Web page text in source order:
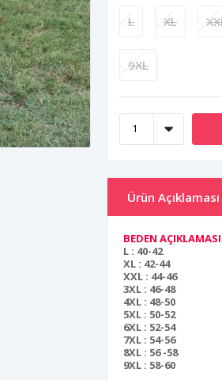
L XL
9XL
Ürün Açıklaması
BEDEN
L : 40-42
XL : 42-44
XXL : 44-46
3XL : 46-48
4XL : 48-50
5XL : 50-52
6XL : 52-54
7XL : 54-56
8XL : 56 -58
9XL : 58-60